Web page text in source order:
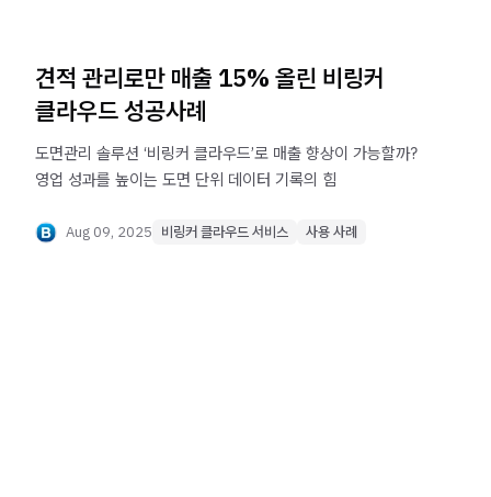
견적 관리로만 매출 15% 올린 비링커
클라우드 성공사례
도면관리 솔루션 ‘비링커 클라우드’로 매출 향상이 가능할까?
영업 성과를 높이는 도면 단위 데이터 기록의 힘
Aug 09, 2025 비링커 클라우드 서비스 사용 사례